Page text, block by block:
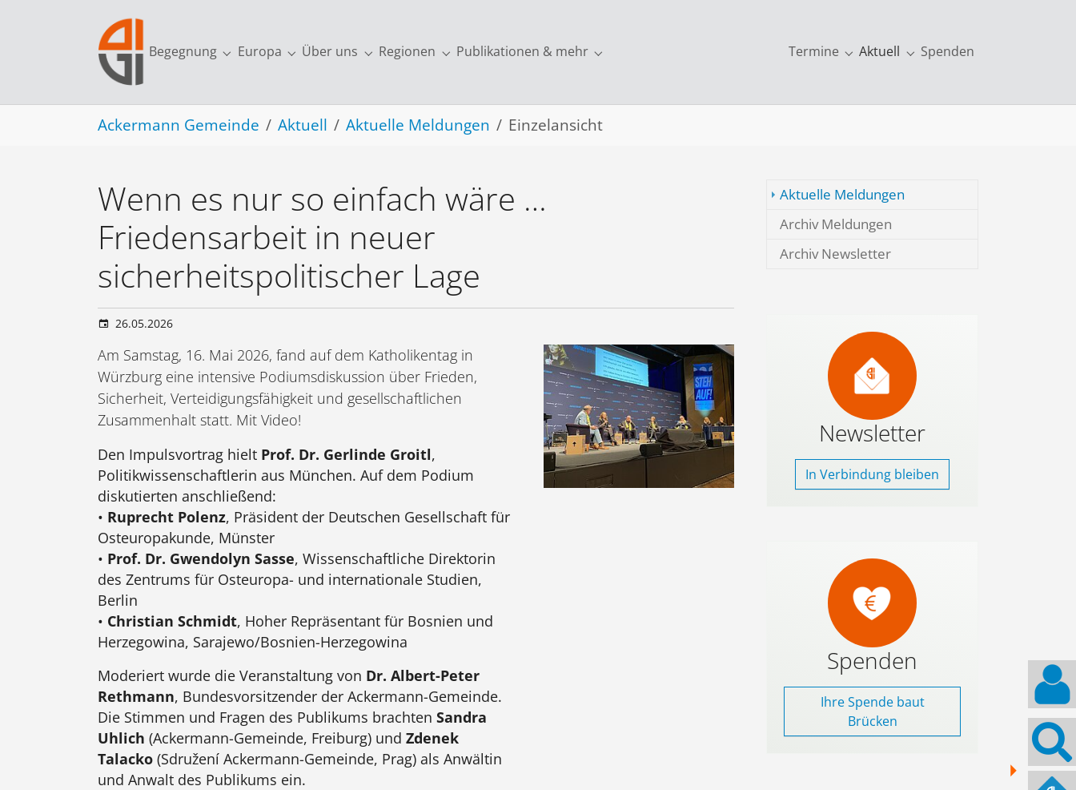
Begegnung Submenu for "Begegnung"
Europa Submenu for "Europa"
Über uns Submenu for "Über uns"
Regionen Submenu for "Regionen"
Publikationen & mehr Submenu for "Publikationen & mehr"
Termine Submenu for "Termine"
Aktuell Submenu for "Aktuell"
Spenden
You are here:
Ackermann Gemeinde Aktuell Aktuelle Meldungen Einzelansicht
Wenn es nur so einfach wäre …
Friedensarbeit in neuer
sicherheitspolitischer Lage
26.05.2026
Am Samstag, 16. Mai 2026, fand auf dem Katholikentag in
Würzburg eine intensive Podiumsdiskussion über Frieden,
Sicherheit, Verteidigungsfähigkeit und gesellschaftlichen
Zusammenhalt statt. Mit Video!
Den Impulsvortrag hielt Prof. Dr. Gerlinde Groitl,
Politikwissenschaftlerin aus München. Auf dem Podium
diskutierten anschließend:
• Ruprecht Polenz, Präsident der Deutschen Gesellschaft für
Osteuropakunde, Münster
• Prof. Dr. Gwendolyn Sasse, Wissenschaftliche Direktorin
des Zentrums für Osteuropa- und internationale Studien,
Berlin
• Christian Schmidt, Hoher Repräsentant für Bosnien und
Herzegowina, Sarajewo/Bosnien-Herzegowina
Moderiert wurde die Veranstaltung von Dr. Albert-Peter
Rethmann, Bundesvorsitzender der Ackermann-Gemeinde.
Die Stimmen und Fragen des Publikums brachten Sandra
Uhlich (Ackermann-Gemeinde, Freiburg) und Zdenek
Talacko (Sdružení Ackermann-Gemeinde, Prag) als Anwältin
und Anwalt des Publikums ein.
Aktuelle Meldungen
Archiv Meldungen
Archiv Newsletter
Newsletter
In Verbindung bleiben
Spenden
Ihre Spende baut
Brücken